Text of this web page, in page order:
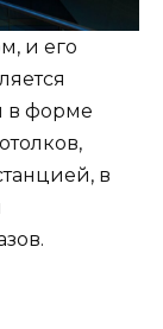
и его
в форме
в